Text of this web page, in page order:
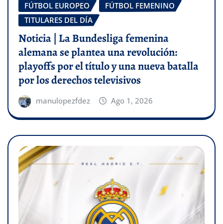
FÚTBOL EUROPEO
FÚTBOL FEMENINO
TITULARES DEL DÍA
Noticia | La Bundesliga femenina
alemana se plantea una revolución:
playoffs por el título y una nueva batalla
por los derechos televisivos
manulopezfdez Ago 1, 2026